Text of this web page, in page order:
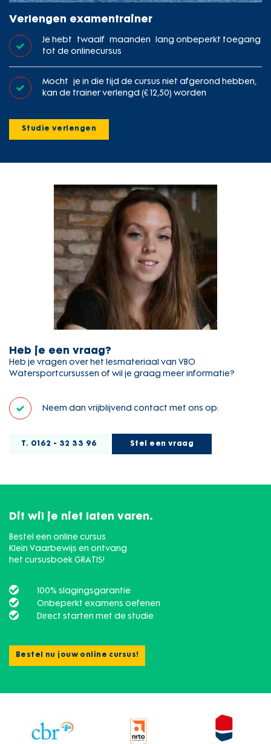
Verlengen examentrainer
Je hebt twaalf maanden lang onbeperkt toegang
tot de onlinecursus
Mocht je in die tijd de cursus niet afgerond hebben,
kan de trainer verlengd (€ 12,50) worden
Studie verlengen
Heb je een vraag?
Heb je vragen over het lesmateriaal van VBO
Watersportcursussen of wil je graag meer informatie?
Neem dan vrijblijvend contact met ons op:
T. 0162 - 32 33 96 Stel een vraag
Dit wil je niet laten varen.
Bestel een online cursus
Klein Vaarbewijs en ontvang
het cursusboek GRATIS!
100% slagingsgarantie
Onbeperkt examens oefenen
Direct starten met de studie
Bestel nu jouw online cursus!